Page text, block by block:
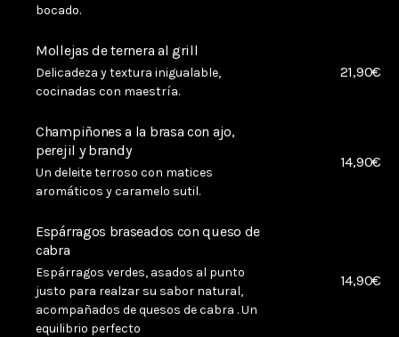
bocado.
Mollejas de ternera al grill
Delicadeza y textura inigualable,
cocinadas con maestría.
21,90€
Champiñones a la brasa con ajo,
perejil y brandy
Un deleite terroso con matices
aromáticos y caramelo sutil.
14,90€
Espárragos braseados con queso de
cabra
Espárragos verdes, asados al punto
justo para realzar su sabor natural,
acompañados de quesos de cabra . Un
equilibrio perfecto
14,90€